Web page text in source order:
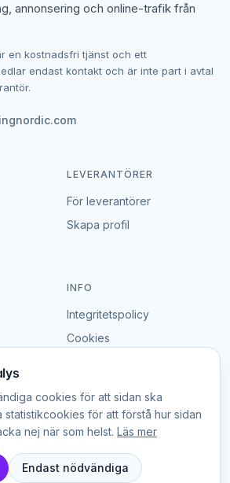
dansgolvsvänliga hits. Det ger en
upplevelse där musiken stödjer
– professionell
som samlar gästerna.
kan anpassa repertoaren till
att både kollegor och
fest – personlig och
som födelsedagar och
band en mer personlig
levereras med närvaro, och
sig till stämningen i rummet.
olika typer av band – från
annonsering och online-trafik från
en kostnadsfri tjänst och ett
endast kontakt och är inte part i avtal
LEVERANTÖRER
För leverantörer
Skapa profil
INFO
Integritetspolicy
Cookies
2026
cookies för att sidan ska
för att förstå hur sidan
nej när som helst. Läs mer
Endast nödvändiga